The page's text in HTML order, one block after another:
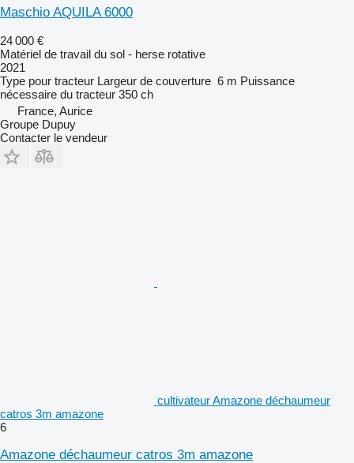
Maschio AQUILA 6000
24 000 €
Matériel de travail du sol - herse rotative
2021
Type pour tracteur Largeur de couverture 6 m Puissance
nécessaire du tracteur 350 ch
France, Aurice
Groupe Dupuy
Contacter le vendeur
cultivateur Amazone déchaumeur
catros 3m amazone
6
Amazone déchaumeur catros 3m amazone